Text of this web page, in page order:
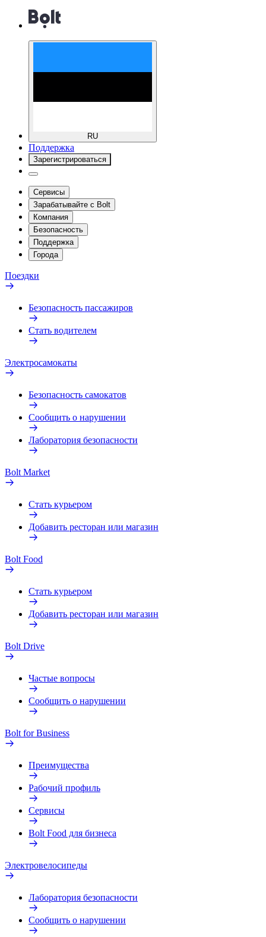
RU
Поддержка
Зарегистрироваться
Сервисы
Зарабатывайте с Bolt
Компания
Безопасность
Поддержка
Города
Поездки
Безопасность пассажиров
Стать водителем
Электросамокаты
Безопасность самокатов
Сообщить о нарушении
Лаборатория безопасности
Bolt Market
Стать курьером
Добавить ресторан или магазин
Bolt Food
Стать курьером
Добавить ресторан или магазин
Bolt Drive
Частые вопросы
Сообщить о нарушении
Bolt for Business
Преимущества
Рабочий профиль
Сервисы
Bolt Food для бизнеса
Электровелосипеды
Лаборатория безопасности
Сообщить о нарушении